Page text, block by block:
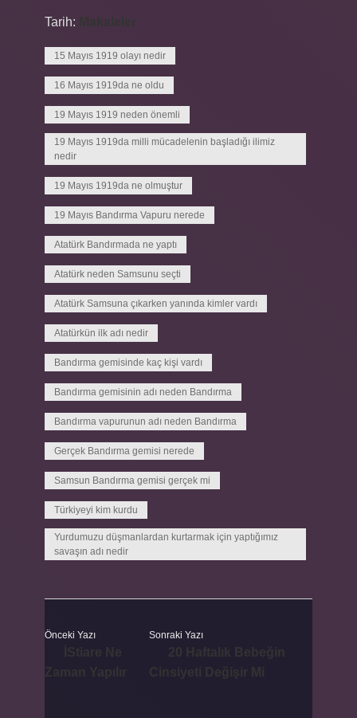
Tarih:
15 Mayıs 1919 olayı nedir
16 Mayıs 1919da ne oldu
19 Mayıs 1919 neden önemli
19 Mayıs 1919da milli mücadelenin başladığı ilimiz
nedir
19 Mayıs 1919da ne olmuştur
19 Mayıs Bandırma Vapuru nerede
Atatürk Bandırmada ne yaptı
Atatürk neden Samsunu seçti
Atatürk Samsuna çıkarken yanında kimler vardı
Atatürkün ilk adı nedir
Bandırma gemisinde kaç kişi vardı
Bandırma gemisinin adı neden Bandırma
Bandırma vapurunun adı neden Bandırma
Gerçek Bandırma gemisi nerede
Samsun Bandırma gemisi gerçek mi
Türkiyeyi kim kurdu
Yurdumuzu düşmanlardan kurtarmak için yaptığımız
savaşın adı nedir
Önceki Yazı Sonraki Yazı